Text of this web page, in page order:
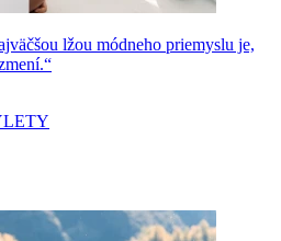
lžou módneho priemyslu je,